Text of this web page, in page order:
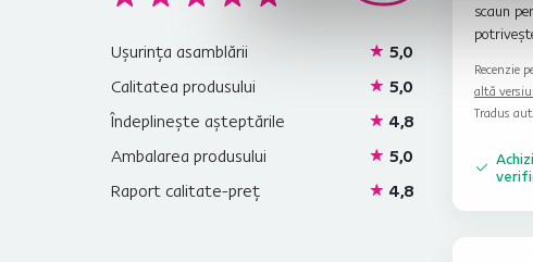
Ușurința asamblării
5,0
Calitatea produsului
5,0
Îndeplinește așteptările
4,8
Ambalarea produsului
5,0
Raport calitate-preț
4,8
scaun
Recenzie
altă
Tradus